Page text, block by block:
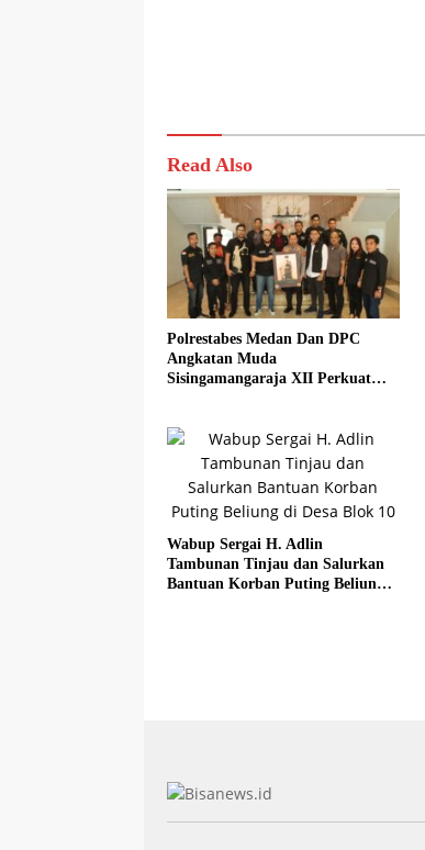
Read Also
Polrestabes Medan Dan DPC
Angkatan Muda
Sisingamangaraja XII Perkuat
Wabup Sergai H. Adlin
Tambunan Tinjau dan Salurkan
Bantuan Korban Puting Beliung